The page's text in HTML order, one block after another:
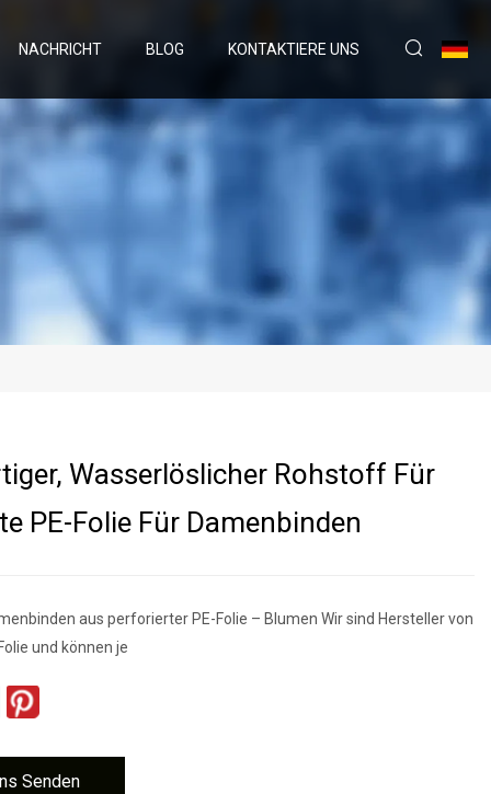
NACHRICHT BLOG KONTAKTIERE UNS
Wasserlöslicher Rohstoff Für
PE-Folie Für Damenbinden
aus perforierter PE-Folie – Blumen Wir sind Hersteller von
und können je
Senden